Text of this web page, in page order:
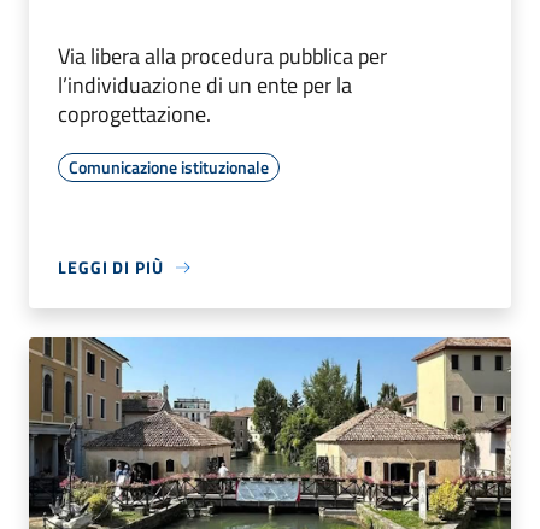
Via libera alla procedura pubblica per
l’individuazione di un ente per la
coprogettazione.
Comunicazione istituzionale
LEGGI DI PIÙ